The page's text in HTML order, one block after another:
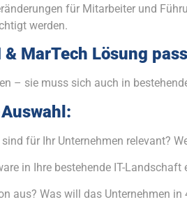
für Mitarbeiter und
werden.
MarTech Lösung
– sie muss sich auch in
für Ihr Unternehmen relevant?
in Ihre bestehende IT-Landschaft
aus? Was will das Unternehmen in